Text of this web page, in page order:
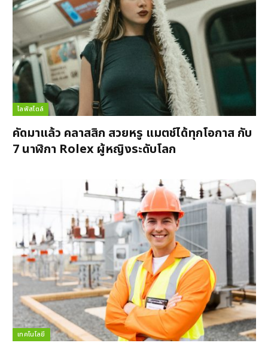
ไลฟ์สไตล์
คัดมาแล้ว คลาสสิก สวยหรู แมตช์ได้ทุกโอกาส กับ
7 นาฬิกา Rolex ผู้หญิงระดับโลก
เทคโนโลยี